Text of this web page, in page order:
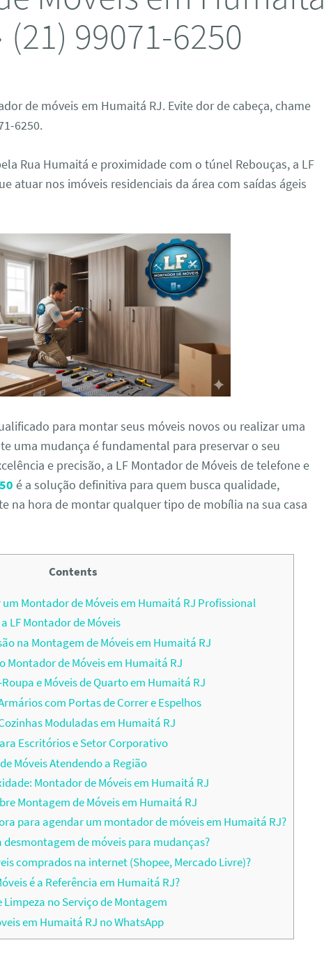
99071-6250
de móveis em Humaitá RJ. Evite dor de cabeça, chame
6250.
Rua Humaitá e proximidade com o túnel Rebouças, a LF
atuar nos imóveis residenciais da área com saídas ágeis
para montar seus móveis novos ou realizar uma
uma mudança é fundamental para preservar o seu
e precisão, a LF Montador de Móveis de telefone e
é a solução definitiva para quem busca qualidade,
na hora de montar qualquer tipo de mobília na sua casa
Contents
Montador de Móveis em Humaitá RJ Profissional
LF Montador de Móveis
na Montagem de Móveis em Humaitá RJ
Montador de Móveis em Humaitá RJ
e Móveis de Quarto em Humaitá RJ
com Portas de Correr e Espelhos
Moduladas em Humaitá RJ
Escritórios e Setor Corporativo
Móveis Atendendo a Região
Montador de Móveis em Humaitá RJ
Montagem de Móveis em Humaitá RJ
para agendar um montador de móveis em Humaitá RJ?
desmontagem de móveis para mudanças?
comprados na internet (Shopee, Mercado Livre)?
é a Referência em Humaitá RJ?
no Serviço de Montagem
em Humaitá RJ no WhatsApp